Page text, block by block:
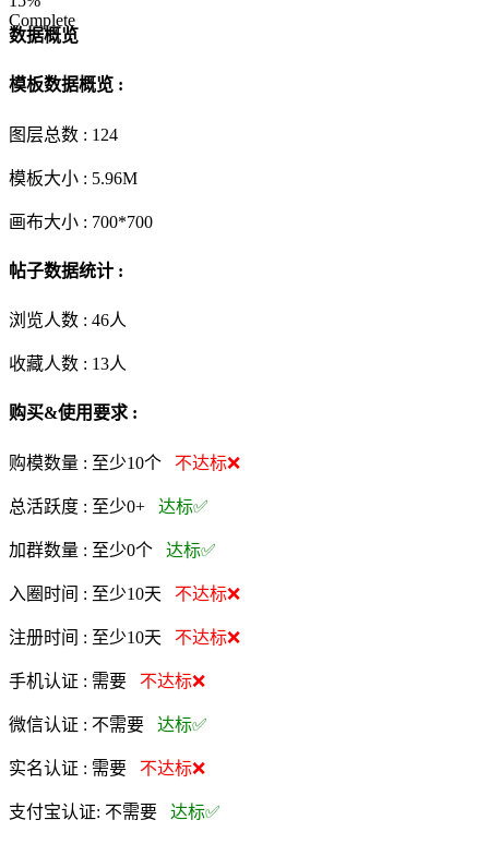
Complete
数据概览
模板数据概览 :
图层总数 : 124
模板大小 : 5.96M
画布大小 : 700*700
帖子数据统计 :
浏览人数 : 46人
收藏人数 : 13人
购买&使用要求 :
购模数量 : 至少10个 不达标❌
总活跃度 : 至少0+ 达标✅
加群数量 : 至少0个 达标✅
入圈时间 : 至少10天 不达标❌
注册时间 : 至少10天 不达标❌
手机认证 : 需要 不达标❌
微信认证 : 不需要 达标✅
实名认证 : 需要 不达标❌
支付宝认证: 不需要 达标✅